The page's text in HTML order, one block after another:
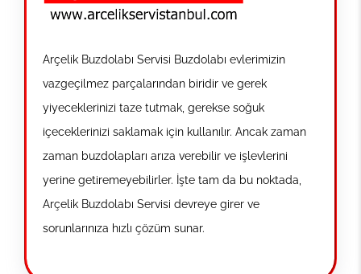
Arçelik Buzdolabı Servisi Buzdolabı evlerimizin
vazgeçilmez parçalarından biridir ve gerek
yiyeceklerinizi taze tutmak, gerekse soğuk
içeceklerinizi saklamak için kullanılır. Ancak zaman
zaman buzdolapları arıza verebilir ve işlevlerini
yerine getiremeyebilirler. İşte tam da bu noktada,
Arçelik Buzdolabı Servisi devreye girer ve
sorunlarınıza hızlı çözüm sunar.